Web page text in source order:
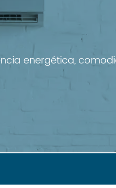
energética,